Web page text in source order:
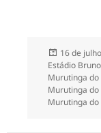
Publicado
em
16 de
Estádio
Murutinga do
Murutinga do
Murutinga do